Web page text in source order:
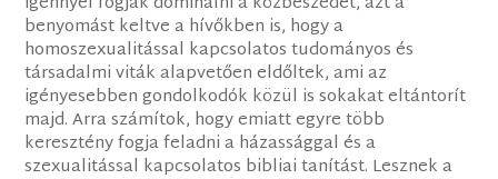
benyomást keltve a hívőkben is, hogy a
homoszexualitással kapcsolatos tudományos és
társadalmi viták alapvetően eldőltek, ami az
igényesebben gondolkodók közül is sokakat eltántorít
majd. Arra számítok, hogy emiatt egyre több
keresztény fogja feladni a házassággal és a
szexualitással kapcsolatos bibliai tanítást. Lesznek a